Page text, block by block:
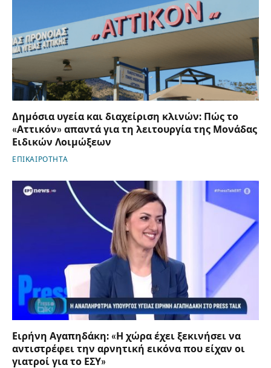
Δημόσια υγεία και διαχείριση κλινών: Πώς το
«Αττικόν» απαντά για τη λειτουργία της Μονάδας
Ειδικών Λοιμώξεων
ΕΠΙΚΑΙΡΟΤΗΤΑ
Ειρήνη Αγαπηδάκη: «Η χώρα έχει ξεκινήσει να
αντιστρέφει την αρνητική εικόνα που είχαν οι
γιατροί για το ΕΣΥ»